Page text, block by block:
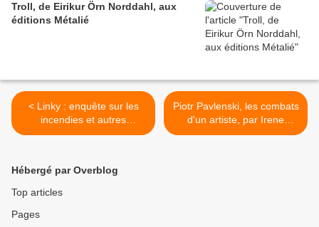
Troll, de Eirikur Örn Norddahl, aux
éditions Métalié
< Linky : enquête sur les
incendies et autres
dysfonctionnements
Piotr Pavlenski, les combats
d'un artiste, par Irene
Langemann >
Hébergé par Overblog
Top articles
Pages